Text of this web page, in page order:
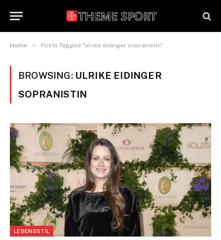
Home » Posts Tagged "ulrike eidinger sopranistin"
BROWSING: ULRIKE EIDINGER
SOPRANISTIN
LEBENSSTIL